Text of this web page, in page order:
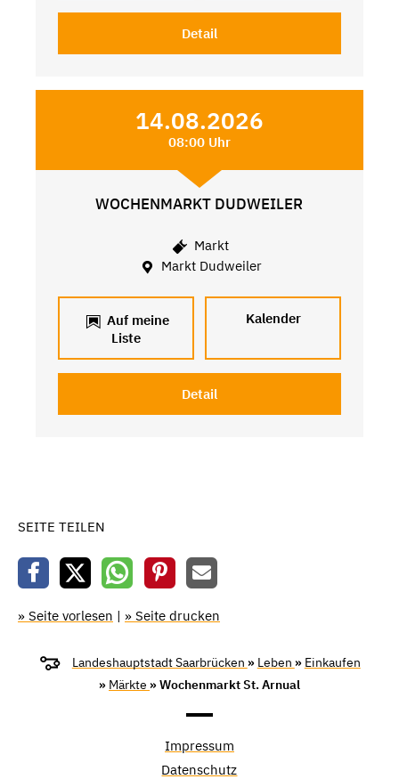
Detail
14.08.2026
08:00 Uhr
WOCHENMARKT DUDWEILER
Markt
Markt Dudweiler
Auf meine
Liste
Kalender
Detail
SEITE TEILEN
» Seite vorlesen | » Seite drucken
Landeshauptstadt Saarbrücken » Leben » Einkaufen
» Märkte » Wochenmarkt St. Arnual
Impressum
Datenschutz